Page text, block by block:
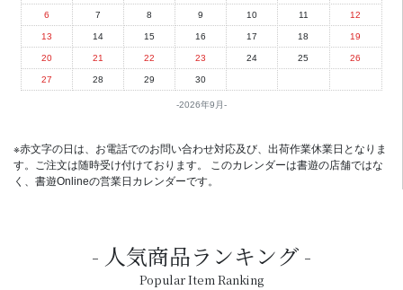
2026年9月
6 7 8 9 10 11 12
13 14 15 16 17 18 19
20 21 22 23 24 25 26
27 28 29 30
※赤文字の日は、お電話でのお問い合わせ対応及び、出荷作業休業日となりま
す。ご注文は随時受け付けております。 このカレンダーは書遊の店舗ではな
く、書遊Onlineの営業日カレンダーです。
人気商品ランキング
Popular Item Ranking